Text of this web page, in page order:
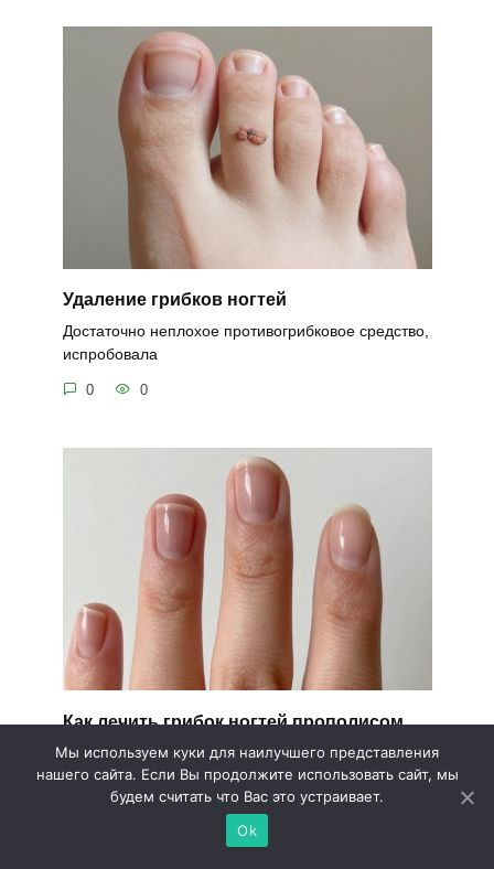
Удаление грибков ногтей
Достаточно неплохое противогрибковое средство,
испробовала
0 0
Как лечить грибок ногтей прополисом
Шелушение, жжение, сильный зуд. Многие люди,
использовавшие
Мы используем куки для наилучшего представления
нашего сайта. Если Вы продолжите использовать сайт, мы
будем считать что Вас это устраивает.
Ok